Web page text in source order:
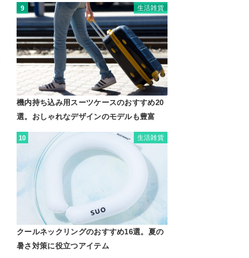
9 生活雑貨
機内持ち込み用スーツケースのおすすめ20
選。おしゃれなデザインのモデルも豊富
10 生活雑貨
クールネックリングのおすすめ16選。夏の
暑さ対策に役立つアイテム